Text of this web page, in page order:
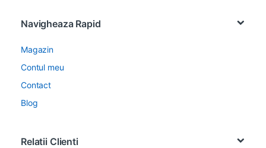
Navigheaza Rapid
Magazin
Contul meu
Contact
Blog
Relatii Clienti